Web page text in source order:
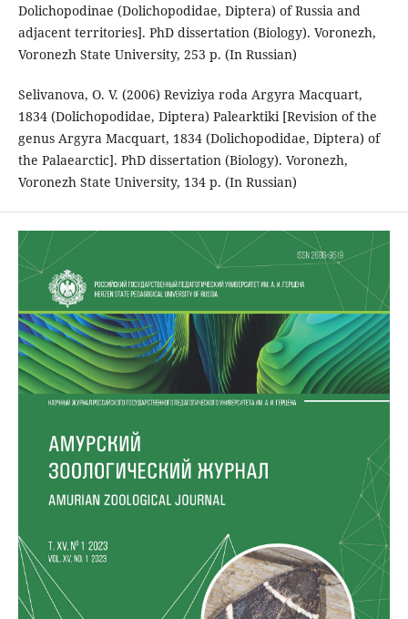
Dolichopodinae (Dolichopodidae, Diptera) of Russia and
adjacent territories]. PhD dissertation (Biology). Voronezh,
Voronezh State University, 253 p. (In Russian)
Selivanova, O. V. (2006) Reviziya roda Argyra Macquart,
1834 (Dolichopodidae, Diptera) Palearktiki [Revision of the
genus Argyra Macquart, 1834 (Dolichopodidae, Diptera) of
the Palaearctic]. PhD dissertation (Biology). Voronezh,
Voronezh State University, 134 p. (In Russian)